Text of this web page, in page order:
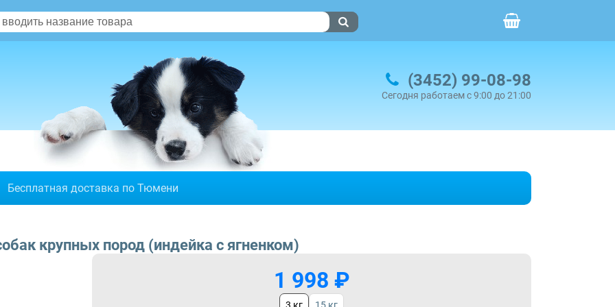
(3452) 99-08-98
Сегодня работаем с 9:00 до 21:00
Бесплатная доставка по Тюмени
крупных пород (индейка с ягненком)
1 998 ₽